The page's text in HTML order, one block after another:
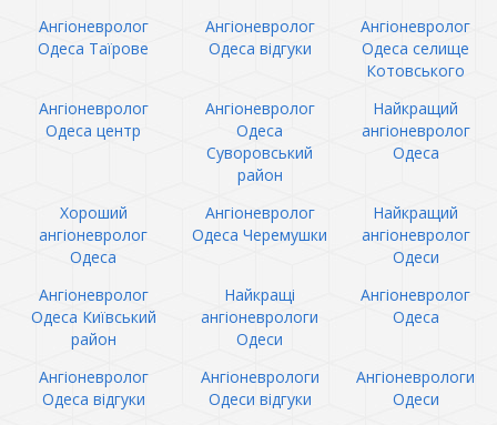
Ангіоневролог
Одеса Таїрове
Ангіоневролог
Одеса відгуки
Ангіоневролог
Одеса селище
Котовського
Ангіоневролог
Одеса центр
Ангіоневролог
Одеса
Суворовський
район
Найкращий
ангіоневролог
Одеса
Хороший
ангіоневролог
Одеса
Ангіоневролог
Одеса Черемушки
Найкращий
ангіоневролог
Одеси
Ангіоневролог
Одеса Київський
район
Найкращі
ангіоневрологи
Одеси
Ангіоневролог
Одеса
Ангіоневролог
Одеса відгуки
Ангіоневрологи
Одеси відгуки
Ангіоневрологи
Одеси